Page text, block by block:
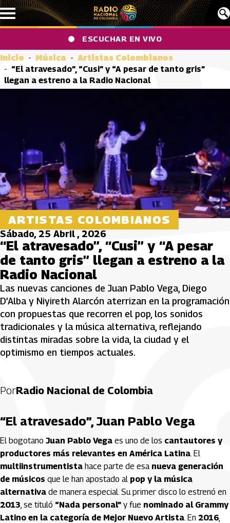
Pasar al contenido principal
ESCUCHAR EN VIVO
Inicio Música
Artistas Colombianos
“El atravesado”, “Cusi” y “A pesar de tanto gris”
llegan a estreno a la Radio Nacional
ARTISTAS COLOMBIANOS
Sábado, 25 Abril , 2026
“El atravesado”, “Cusi” y “A pesar
de tanto gris” llegan a estreno a la
Radio Nacional
Las nuevas canciones de Juan Pablo Vega, Diego
D’Alba y Niyireth Alarcón aterrizan en la programación
con propuestas que recorren el pop, los sonidos
tradicionales y la música alternativa, reflejando
distintas miradas sobre la vida, la ciudad y el
optimismo en tiempos actuales.
PorRadio Nacional de Colombia
“El atravesado”, Juan Pablo Vega
El bogotano Juan Pablo Vega es uno de los cantautores y
productores más relevantes en América Latina. El
multiinstrumentista hace parte de esa nueva generación
de músicos que le han apostado al pop y la música
alternativa de manera especial. Su primer disco lo estrenó en
2013, se tituló “Nada personal” y fue nominado al Grammy
Latino en la categoría de Mejor Nuevo Artista. En 2016,